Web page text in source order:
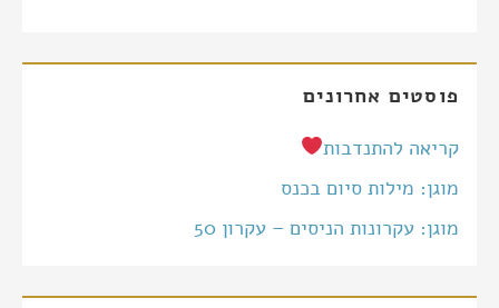
פוסטים אחרונים
קריאה להתנדבות
מוגן: מילות סיום בכנס
מוגן: עקרונות הניסים – עקרון 50